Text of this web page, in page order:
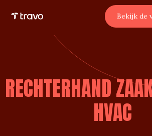
Bekijk de
RECHTERHAND
HVAC